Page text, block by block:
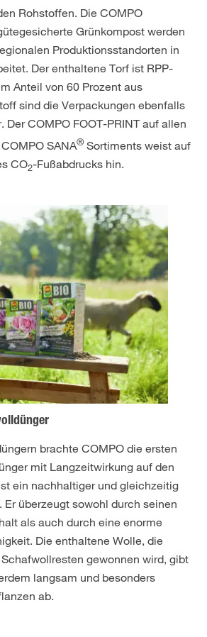
Rohstoffen. Die COMPO
Grünkompost werden
Produktionsstandorten in
Der enthaltene Torf ist RPP-
Anteil von 60 Prozent aus
sind die Verpackungen ebenfalls
Der COMPO FOOT-PRINT auf allen
SANA® Sortiments weist auf
CO2-Fußabdrucks hin.
brachte COMPO die ersten
mit Langzeitwirkung auf den
ein nachhaltiger und gleichzeitig
überzeugt sowohl durch seinen
als auch durch eine enorme
Die enthaltene Wolle, die
gewonnen wird, gibt
langsam und besonders
ab.